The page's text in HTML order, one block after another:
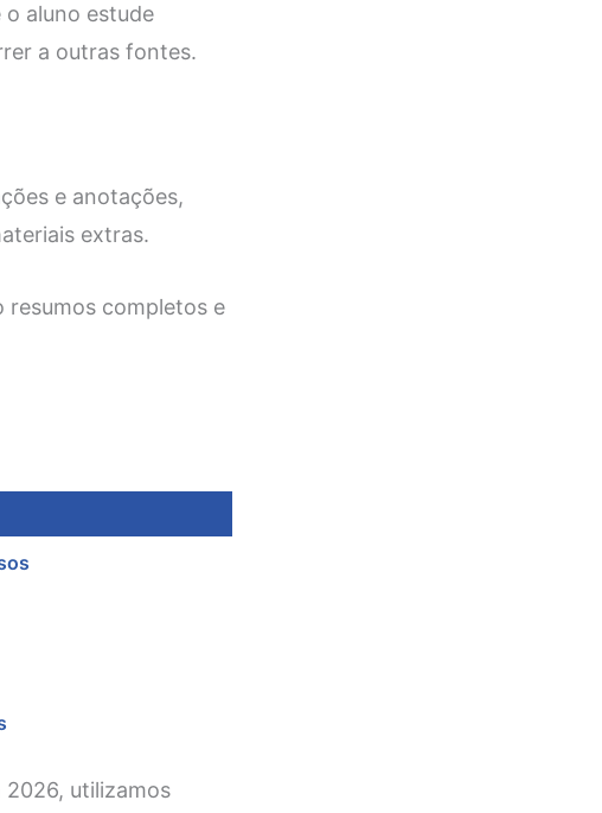
aluno estude
a outras fontes.
e anotações,
extras.
resumos completos e
2026, utilizamos